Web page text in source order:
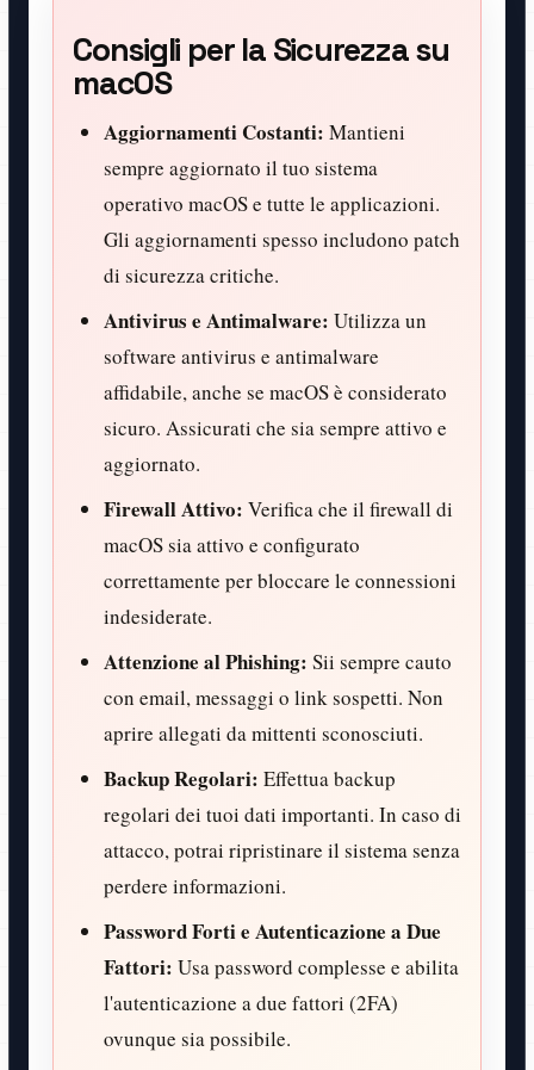
Consigli per la Sicurezza su
macOS
Aggiornamenti Costanti: Mantieni
sempre aggiornato il tuo sistema
operativo macOS e tutte le applicazioni.
Gli aggiornamenti spesso includono patch
di sicurezza critiche.
Antivirus e Antimalware: Utilizza un
software antivirus e antimalware
affidabile, anche se macOS è considerato
sicuro. Assicurati che sia sempre attivo e
aggiornato.
Firewall Attivo: Verifica che il firewall di
macOS sia attivo e configurato
correttamente per bloccare le connessioni
indesiderate.
Attenzione al Phishing: Sii sempre cauto
con email, messaggi o link sospetti. Non
aprire allegati da mittenti sconosciuti.
Backup Regolari: Effettua backup
regolari dei tuoi dati importanti. In caso di
attacco, potrai ripristinare il sistema senza
perdere informazioni.
Password Forti e Autenticazione a Due
Fattori: Usa password complesse e abilita
l'autenticazione a due fattori (2FA)
ovunque sia possibile.